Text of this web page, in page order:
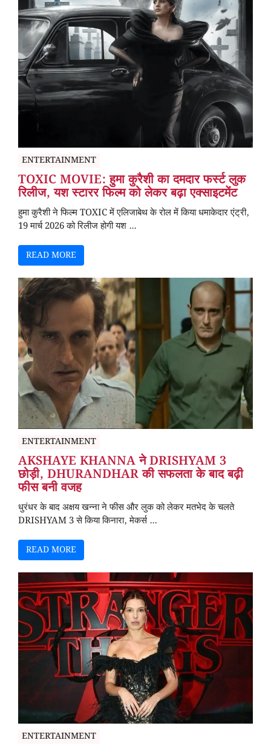
ENTERTAINMENT
TOXIC MOVIE: हुमा कुरैशी का दमदार फर्स्ट लुक
रिलीज, यश स्टारर फिल्म को लेकर बढ़ा एक्साइटमेंट
हुमा कुरैशी ने फिल्म TOXIC में एलिजाबेथ के रोल में किया धमाकेदार एंट्री,
19 मार्च 2026 को रिलीज होगी यश ...
READ MORE
ENTERTAINMENT
AKSHAYE KHANNA ने DRISHYAM 3
छोड़ी, DHURANDHAR की सफलता के बाद बढ़ी
फीस बनी वजह
धुरंधर के बाद अक्षय खन्ना ने फीस और लुक को लेकर मतभेद के चलते
DRISHYAM 3 से किया किनारा, मेकर्स ...
READ MORE
ENTERTAINMENT